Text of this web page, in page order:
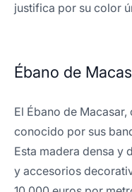
justifica por su color
Ébano de
El Ébano de
conocido por sus
Esta madera densa y
y accesorios